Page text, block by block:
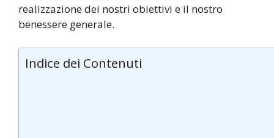
realizzazione dei nostri obiettivi e il nostro
benessere generale.
Indice dei Contenuti